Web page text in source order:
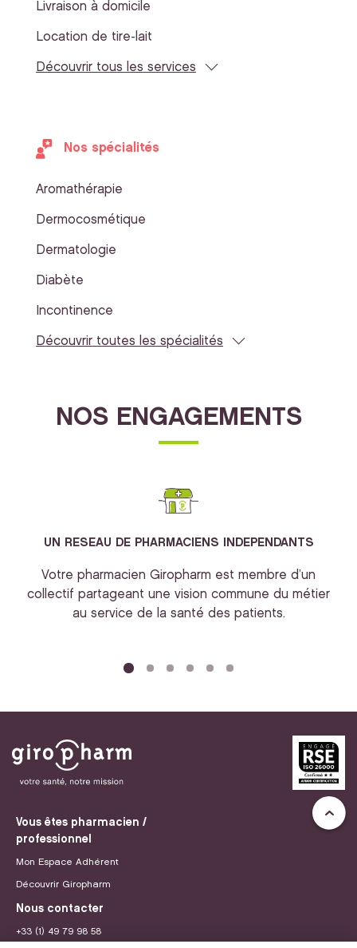
Livraison à domicile
Location de tire-lait
Découvrir tous les services
Nos spécialités
Aromathérapie
Dermocosmétique
Dermatologie
Diabète
Incontinence
Découvrir toutes les spécialités
NOS ENGAGEMENTS
UN RESEAU DE PHARMACIENS INDEPENDANTS
Votre pharmacien Giropharm est membre d’un
collectif partageant une vision commune du métier
au service de la santé des patients.
Vous êtes pharmacien /
professionnel
Mon Espace Adhérent
Découvrir Giropharm
Nous contacter
+33 (1) 49 79 98 58